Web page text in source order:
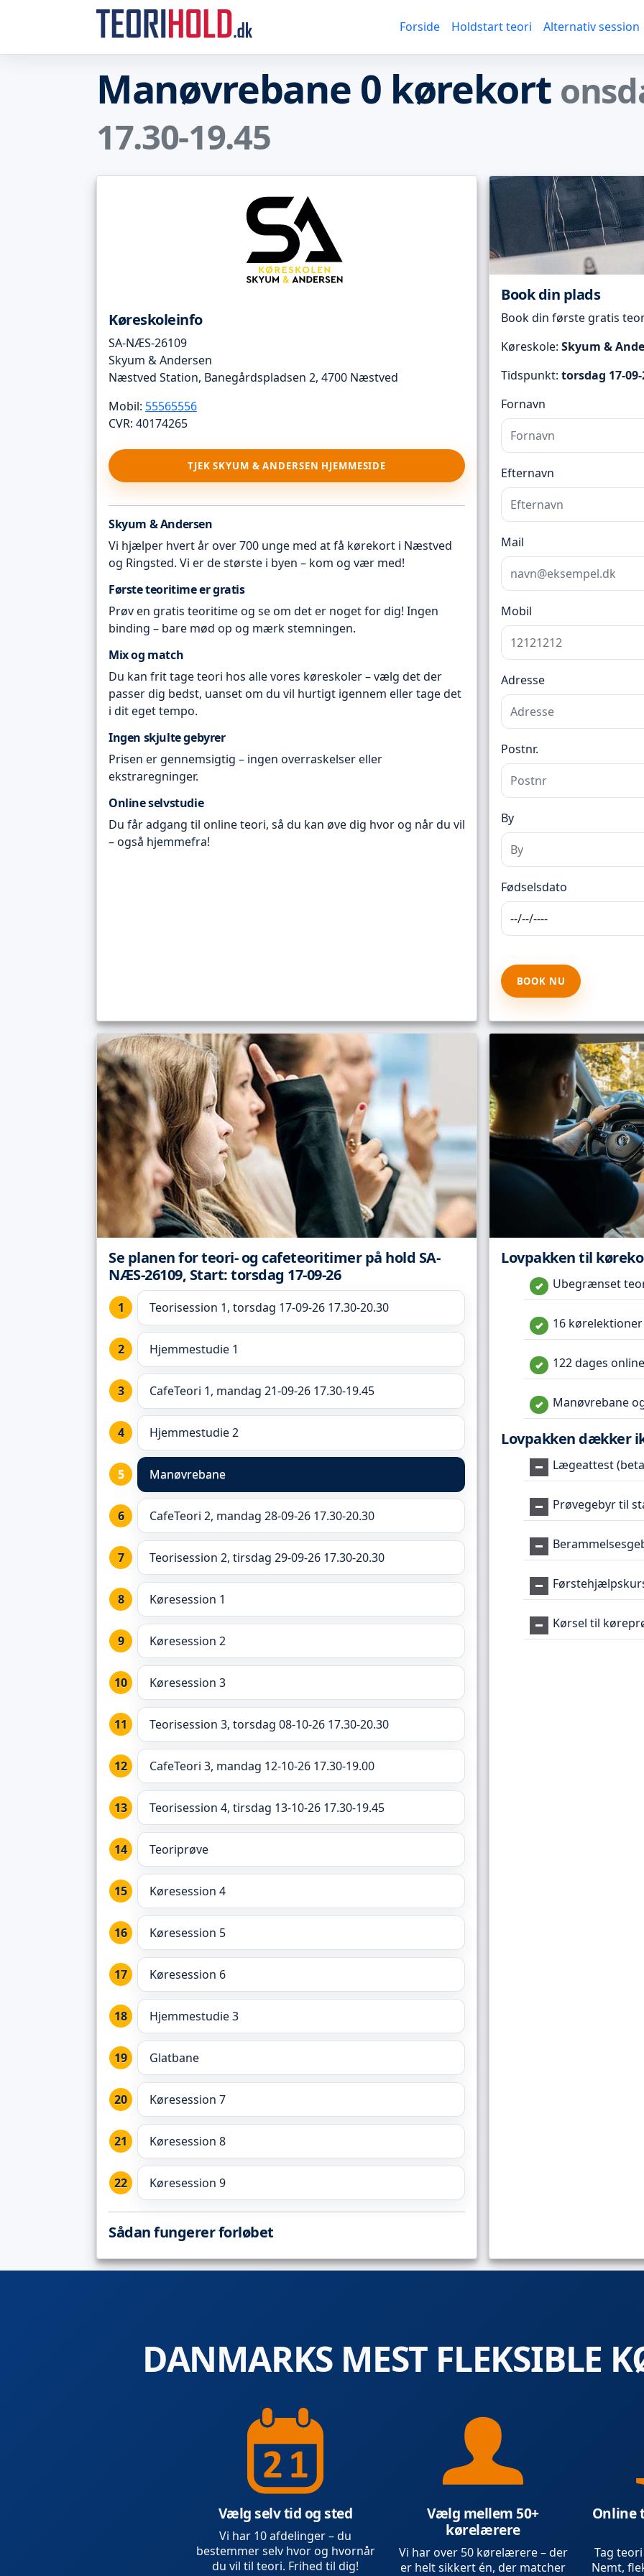
Forside Holdstart teori Alternativ session
Manøvrebane 0 kørekort
17.30-19.45
Køreskoleinfo
SA-NÆS-26109
Skyum & Andersen
Næstved Station, Banegårdspladsen 2, 4700 Næstved
Mobil: 55565556
CVR: 40174265
TJEK SKYUM & ANDERSEN HJEMMESIDE
Skyum & Andersen
Vi hjælper hvert år over 700 unge med at få kørekort i Næstved
og Ringsted. Vi er de største i byen – kom og vær med!
Første teoritime er gratis
Prøv en gratis teoritime og se om det er noget for dig! Ingen
binding – bare mød op og mærk stemningen.
Mix og match
Du kan frit tage teori hos alle vores køreskoler – vælg det der
passer dig bedst, uanset om du vil hurtigt igennem eller tage det
i dit eget tempo.
Ingen skjulte gebyrer
Prisen er gennemsigtig – ingen overraskelser eller
ekstraregninger.
Online selvstudie
Du får adgang til online teori, så du kan øve dig hvor og når du vil
– også hjemmefra!
Book din plads
Book din første gratis
Køreskole: Skyum &
Tidspunkt: torsdag 17-09-
Fornavn
Efternavn
Mail
Mobil
Adresse
Postnr.
By
Fødselsdato
BOOK NU
Se planen for teori- og cafeteoritimer på hold SA-
NÆS-26109, Start: torsdag 17-09-26
Teorisession 1, torsdag 17-09-26 17.30-20.30
Hjemmestudie 1
CafeTeori 1, mandag 21-09-26 17.30-19.45
Hjemmestudie 2
Manøvrebane
CafeTeori 2, mandag 28-09-26 17.30-20.30
Teorisession 2, tirsdag 29-09-26 17.30-20.30
Køresession 1
Køresession 2
Køresession 3
Teorisession 3, torsdag 08-10-26 17.30-20.30
CafeTeori 3, mandag 12-10-26 17.30-19.00
Teorisession 4, tirsdag 13-10-26 17.30-19.45
Teoriprøve
Køresession 4
Køresession 5
Køresession 6
Hjemmestudie 3
Glatbane
Køresession 7
Køresession 8
Køresession 9
Sådan fungerer forløbet
Lovpakken til
Ubegrænset
16 kørelektioner
122 dages
Manøvrebane
Lovpakken dækker
Lægeattest
Prøvegebyr til
Kørsel til
DANMARKS MEST FLEKSIBLE
Vælg selv tid og sted
Vi har 10 afdelinger – du
bestemmer selv hvor og hvornår
du vil til teori. Frihed til dig!
Vælg mellem 50+
kørelærere
Vi har over 50 kørelærere – der
er helt sikkert én, der matcher
Online
Tag
Nemt,